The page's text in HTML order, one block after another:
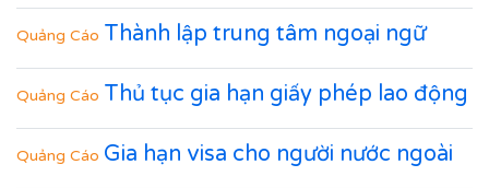
Quảng Cáo Thành lập trung tâm ngoại ngữ
Quảng Cáo Thủ tục gia hạn giấy phép lao động
Quảng Cáo Gia hạn visa cho người nước ngoài